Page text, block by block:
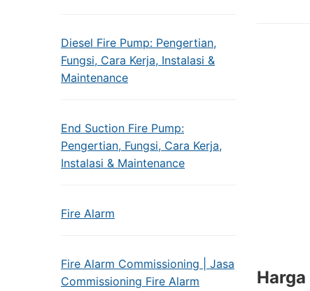
Diesel Fire Pump: Pengertian,
Fungsi, Cara Kerja, Instalasi &
Maintenance
End Suction Fire Pump:
Pengertian, Fungsi, Cara Kerja,
Instalasi & Maintenance
Fire Alarm
Fire Alarm Commissioning | Jasa
Commissioning Fire Alarm